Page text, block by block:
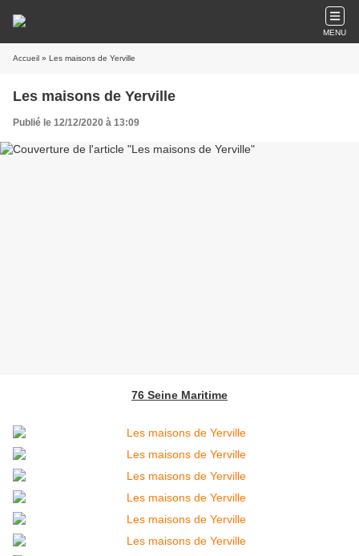
MENU
Accueil » Les maisons de Yerville
Les maisons de Yerville
Publié le 12/12/2020 à 13:09
76 Seine Maritime